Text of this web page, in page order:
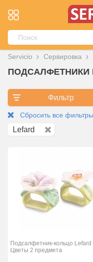
Servicio Сервировка
ПОДСАЛФЕТНИКИ
Фильтр
Сбросить все фильтры
Lefard
Подсалфетник-кольцо Lefard
Цветы 2 предмета